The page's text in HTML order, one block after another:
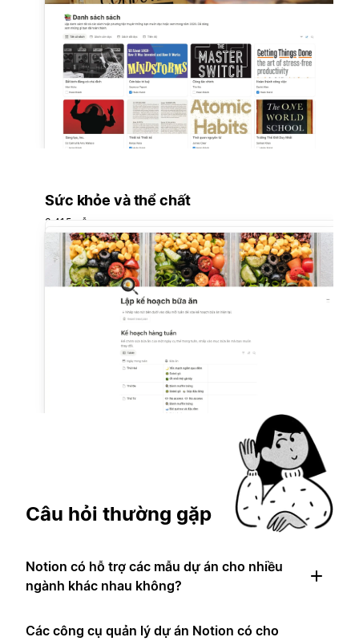
Sức khỏe và thể chất
3.415 mẫu
Câu hỏi thường gặp
Notion có hỗ trợ các mẫu dự án cho nhiều
ngành khác nhau không?
Các công cụ quản lý dự án Notion có cho